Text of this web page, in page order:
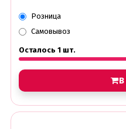
Розница
Самовывоз
Осталось 1 шт.